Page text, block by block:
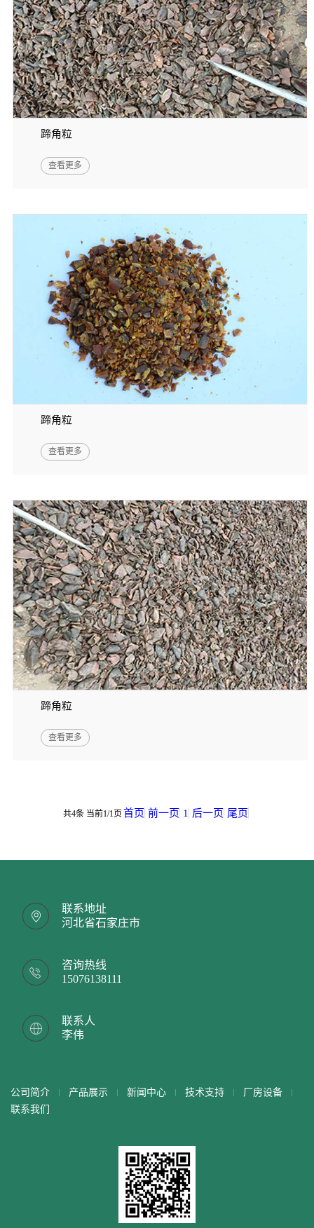
蹄角粒
查看更多
蹄角粒
查看更多
蹄角粒
查看更多
共4条 当前1/1页 首页 前一页 1 后一页 尾页
联系地址
河北省石家庄市
咨询热线
15076138111
联系人
李伟
公司简介 产品展示 新闻中心 技术支持
厂房设备
联系我们